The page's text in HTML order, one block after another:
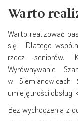
Warto
Warto realizować
się! Dlatego
rzecz seniorów.
Wyrównywanie
w
umiejętności obsługi
Bez wychodzenia z